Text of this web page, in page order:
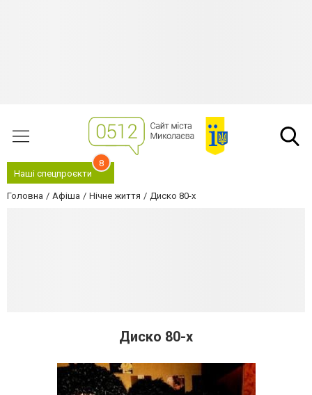
Наші спецпроєкти
8
Головна Афіша Нічне життя Диско 80-х
Диско 80-х